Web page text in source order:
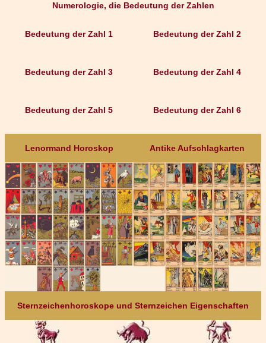
Numerologie, die Bedeutung der Zahlen
Bedeutung der Zahl 1
Bedeutung der Zahl 3
Bedeutung der Zahl 5
Bedeutung der Zahl 2
Bedeutung der Zahl 4
Bedeutung der Zahl 6
Lenormand Horoskop Antike Aufschlagkarten
Sternzeichenhoroskope und Sternzeichen Eigenschaften